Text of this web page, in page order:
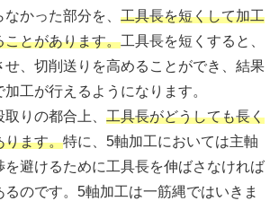
かった部分を、 工具長を短くして加工
ことがあります。工具長を短くすると、
せ、切削送りを高めることができ、結果
工が行えるようになります。
りの都合上、 工具長がどうしても長く
ります。特に、5軸加工においては主軸
を避けるために工具長を伸ばさなければ
のです。5軸加工は一筋縄ではいきま